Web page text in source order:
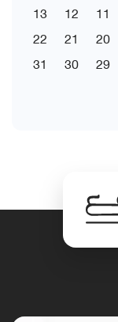
11
12
13
20
21
22
29
30
31